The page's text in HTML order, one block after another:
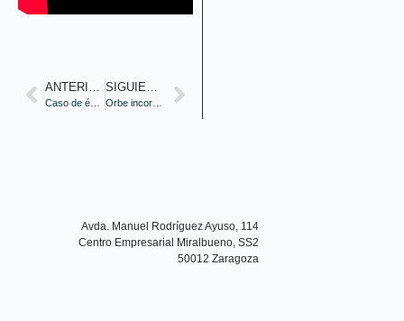
ANTERIOR SIGUIENTE
Avda. Manuel Rodríguez Ayuso, 114
Centro Empresarial Miralbueno, SS2
50012 Zaragoza